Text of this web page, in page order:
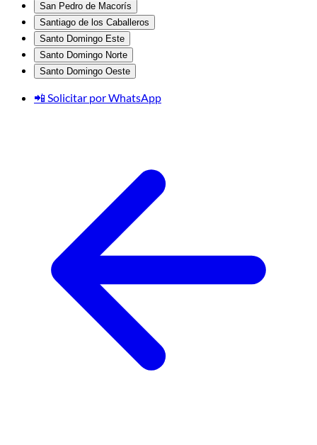
San Pedro de Macorís
Santiago de los Caballeros
Santo Domingo Este
Santo Domingo Norte
Santo Domingo Oeste
📲 Solicitar por WhatsApp